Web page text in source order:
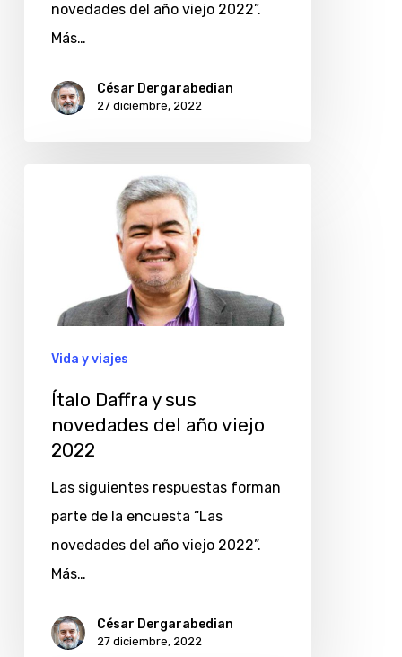
viejo
2022
novedades del año viejo 2022”.
Más…
César Dergarabedian
27 diciembre, 2022
2022
Vida y viajes
Ítalo Daffra y sus
novedades del año viejo
2022
Las siguientes respuestas forman
parte de la encuesta “Las
novedades del año viejo 2022”.
Más…
César Dergarabedian
27 diciembre, 2022